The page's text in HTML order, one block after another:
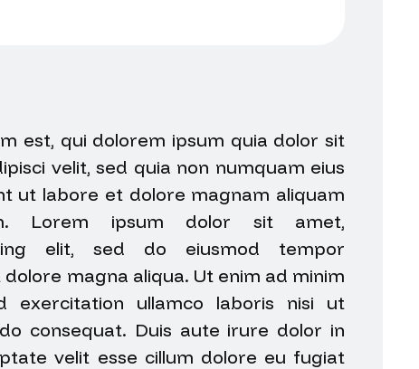
est, qui dolorem ipsum quia dolor sit
velit, sed quia non numquam eius
ut labore et dolore magnam aliquam
Lorem ipsum dolor sit amet,
elit, sed do eiusmod tempor
magna aliqua. Ut enim ad minim
exercitation ullamco laboris nisi ut
consequat. Duis aute irure dolor in
velit esse cillum dolore eu fugiat